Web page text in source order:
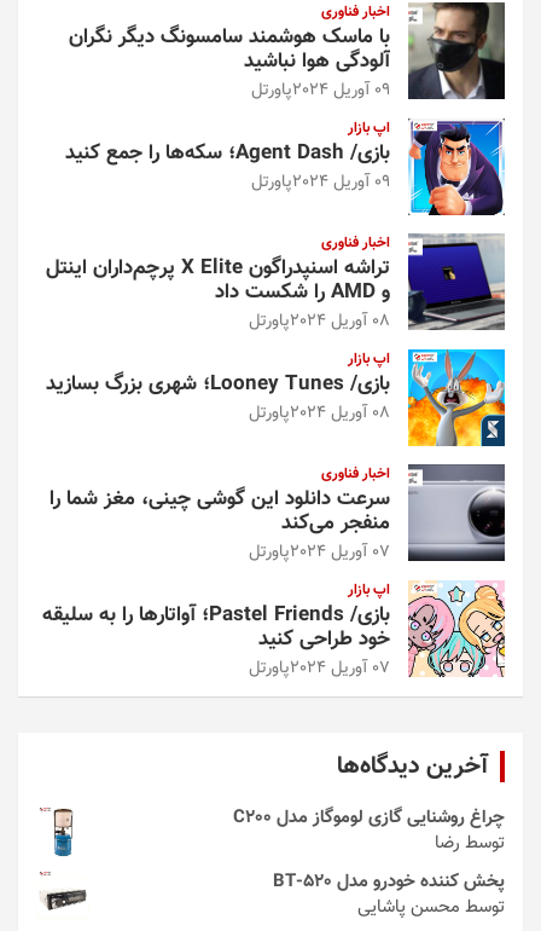
اخبار فناوری
با ماسک هوشمند سامسونگ دیگر نگران
آلودگی هوا نباشید
09 آوریل 2024 پاورتل
اپ بازار
بازی/ Agent Dash؛ سکه‌ها را جمع کنید
09 آوریل 2024 پاورتل
اخبار فناوری
تراشه اسنپدراگون X Elite پرچم‌داران اینتل
و AMD را شکست داد
08 آوریل 2024 پاورتل
اپ بازار
بازی/ Looney Tunes؛ شهری بزرگ بسازید
08 آوریل 2024 پاورتل
اخبار فناوری
سرعت دانلود این گوشی چینی، مغز شما را
منفجر می‌کند
07 آوریل 2024 پاورتل
اپ بازار
بازی/ Pastel Friends؛ آواتارها را به سلیقه
خود طراحی کنید
07 آوریل 2024 پاورتل
آخرین دیدگاه‌ها
چراغ روشنایی گازی لوموگاز مدل C200
توسط رضا
پخش کننده خودرو مدل 520-BT
توسط محسن پاشایی